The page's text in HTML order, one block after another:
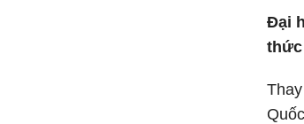
Đại
thức